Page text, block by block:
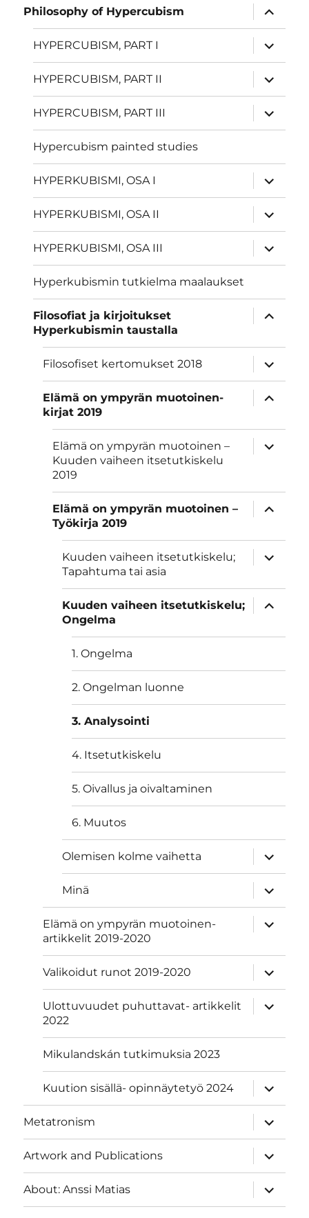
Philosophy of Hypercubism
näytä
HYPERCUBISM, PART I
näytä
HYPERCUBISM, PART II
näytä
HYPERCUBISM, PART III
näytä
Hypercubism painted studies
HYPERKUBISMI, OSA I
näytä
HYPERKUBISMI, OSA II
näytä
HYPERKUBISMI, OSA III
näytä
Hyperkubismin tutkielma maalaukset
Filosofiat ja kirjoitukset
Hyperkubismin taustalla
näytä
Filosofiset kertomukset 2018
näytä
Elämä on ympyrän muotoinen-
kirjat 2019
näytä
Elämä on ympyrän muotoinen –
Kuuden vaiheen itsetutkiskelu
2019
näytä
Elämä on ympyrän muotoinen –
Työkirja 2019
näytä
Kuuden vaiheen itsetutkiskelu;
Tapahtuma tai asia
näytä
Kuuden vaiheen itsetutkiskelu;
Ongelma
näytä
1. Ongelma
2. Ongelman luonne
3. Analysointi
4. Itsetutkiskelu
5. Oivallus ja oivaltaminen
6. Muutos
Olemisen kolme vaihetta
näytä
Minä
näytä
Elämä on ympyrän muotoinen-
artikkelit 2019-2020
näytä
Valikoidut runot 2019-2020
näytä
Ulottuvuudet puhuttavat- artikkelit
2022
näytä
Mikulandskán tutkimuksia 2023
Kuution sisällä- opinnäytetyö 2024
näytä
Metatronism
näytä
Artwork and Publications
näytä
About: Anssi Matias
näytä